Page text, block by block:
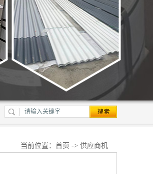
当前位置： 首页 -> 供应商机